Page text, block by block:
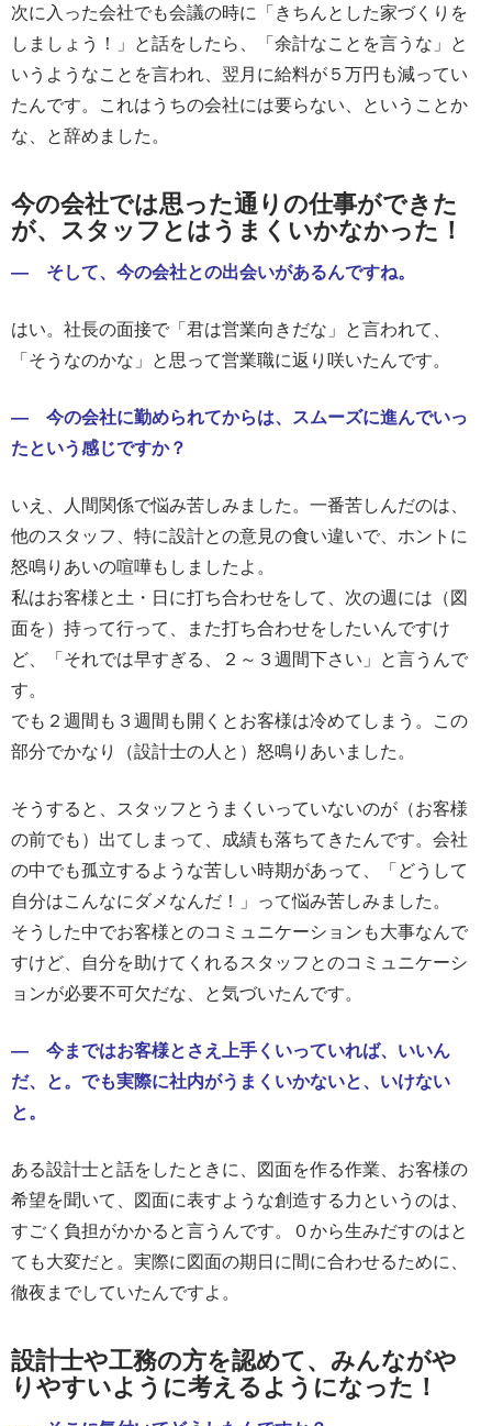
次に入った会社でも会議の時に「きちんとした家づくりを
しましょう！」と話をしたら、「余計なことを言うな」と
いうようなことを言われ、翌月に給料が５万円も減ってい
たんです。これはうちの会社には要らない、ということか
な、と辞めました。
今の会社では思った通りの仕事ができた
が、スタッフとはうまくいかなかった！
― そして、今の会社との出会いがあるんですね。
はい。社長の面接で「君は営業向きだな」と言われて、
「そうなのかな」と思って営業職に返り咲いたんです。
― 今の会社に勤められてからは、スムーズに進んでいっ
たという感じですか？
いえ、人間関係で悩み苦しみました。一番苦しんだのは、
他のスタッフ、特に設計との意見の食い違いで、ホントに
怒鳴りあいの喧嘩もしましたよ。
私はお客様と土・日に打ち合わせをして、次の週には（図
面を）持って行って、また打ち合わせをしたいんですけ
ど、「それでは早すぎる、２～３週間下さい」と言うんで
す。
でも２週間も３週間も開くとお客様は冷めてしまう。この
部分でかなり（設計士の人と）怒鳴りあいました。
そうすると、スタッフとうまくいっていないのが（お客様
の前でも）出てしまって、成績も落ちてきたんです。会社
の中でも孤立するような苦しい時期があって、「どうして
自分はこんなにダメなんだ！」って悩み苦しみました。
そうした中でお客様とのコミュニケーションも大事なんで
すけど、自分を助けてくれるスタッフとのコミュニケーシ
ョンが必要不可欠だな、と気づいたんです。
― 今まではお客様とさえ上手くいっていれば、いいん
だ、と。でも実際に社内がうまくいかないと、いけない
と。
ある設計士と話をしたときに、図面を作る作業、お客様の
希望を聞いて、図面に表すような創造する力というのは、
すごく負担がかかると言うんです。０から生みだすのはと
ても大変だと。実際に図面の期日に間に合わせるために、
徹夜までしていたんですよ。
設計士や工務の方を認めて、みんながや
りやすいように考えるようになった！